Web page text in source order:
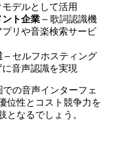
デルとして活用
ント企業 – 歌詞認識機
リや音楽検索サービ
– セルフホスティング
音声認識を実現
の音声インターフェ
位性とコスト競争力を
となるでしょう。